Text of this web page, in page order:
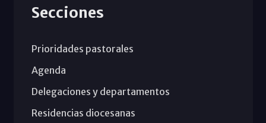
Secciones
Prioridades pastorales
Agenda
Delegaciones y departamentos
Residencias diocesanas